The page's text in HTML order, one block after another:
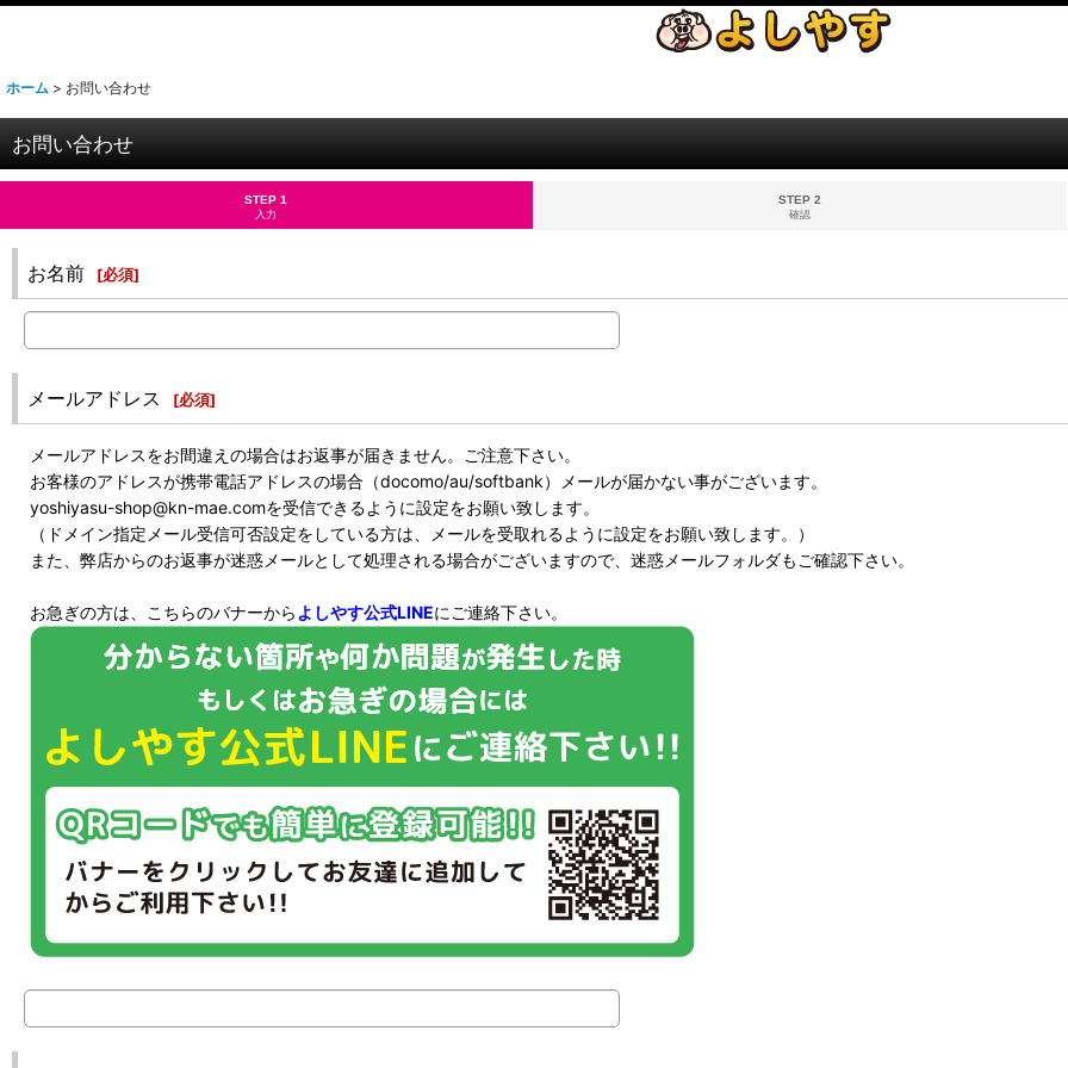
ホーム > お問い合わせ
お問い合わせ
STEP 1
入力
STEP 2
確認
お名前 [必須]
メールアドレス [必須]
メールアドレスをお間違えの場合はお返事が届きません。ご注意下さい。
お客様のアドレスが携帯電話アドレスの場合（docomo/au/softbank）メールが届かない事がございます。
yoshiyasu-shop@kn-mae.comを受信できるように設定をお願い致します。
（ドメイン指定メール受信可否設定をしている方は、メールを受取れるように設定をお願い致します。）
また、弊店からのお返事が迷惑メールとして処理される場合がございますので、迷惑メールフォルダもご確認下さい。
お急ぎの方は、こちらのバナーから よしやす公式LINEにご連絡下さい。